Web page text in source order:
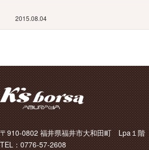
2015.08.04
〒910-0802 福井県福井市大和田町 Lpa１階
TEL：0776-57-2608